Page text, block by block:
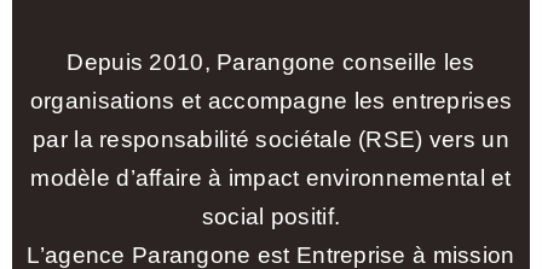
Depuis 2010, Parangone conseille les
organisations et accompagne les entreprises
par la responsabilité sociétale (RSE) vers un
modèle d’affaire à impact environnemental et
social positif.
L’agence Parangone est Entreprise à mission